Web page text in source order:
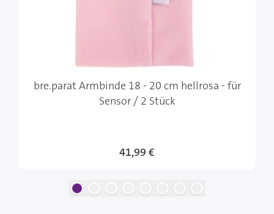
bre.parat Armbinde 18 - 20 cm hellrosa - für
Sensor / 2 Stück
41,99 €